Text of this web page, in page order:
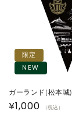
限定
NEW
ガーランド(松本城)
通
¥1,000 （税込）